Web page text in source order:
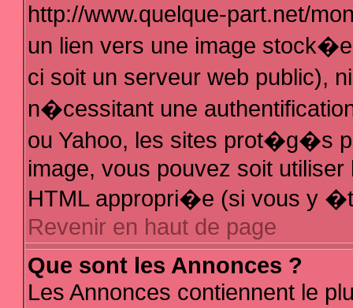
http://www.quelque-part.net/
un lien vers une image
ci soit un serveur web public),
n�cessitant une
ou Yahoo, les sites prot�g�s
image, vous pouvez soit
HTML appropri�e (si vous y
Revenir en haut de page
Que sont les Annonces ?
Les Annonces contiennent le